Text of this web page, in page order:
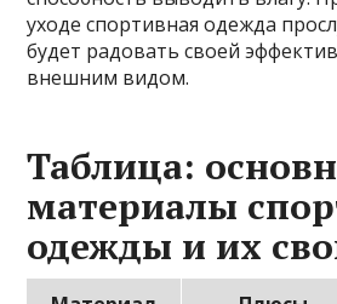
уходе спортивная одежда
будет радовать своей
внешним видом.
Таблица:
материалы
одежды и их